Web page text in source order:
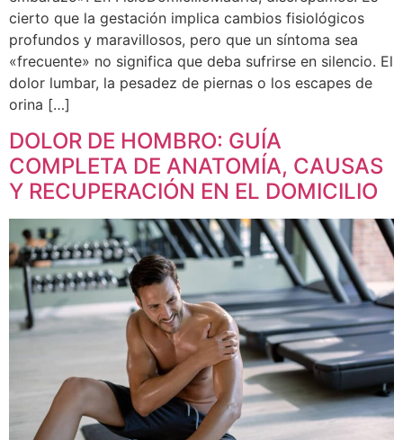
cierto que la gestación implica cambios fisiológicos
profundos y maravillosos, pero que un síntoma sea
«frecuente» no significa que deba sufrirse en silencio. El
dolor lumbar, la pesadez de piernas o los escapes de
orina […]
DOLOR DE HOMBRO: GUÍA
COMPLETA DE ANATOMÍA, CAUSAS
Y RECUPERACIÓN EN EL DOMICILIO